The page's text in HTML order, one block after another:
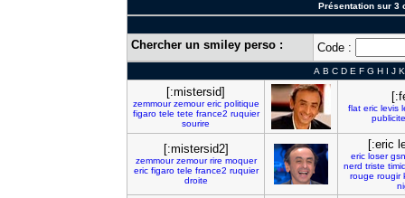
Présentation sur 3
Chercher un smiley perso : Code :
A B C D E F G H I J K
[:mistersid]
zemmour zemour eric politique
figaro tele tete france2 ruquier
sourire
flat eric levis
publicite
[:mistersid2]
zemmour zemour rire moquer
eric figaro tele france2 ruquier
droite
[:eric
eric loser
nerd triste
rouge rougir